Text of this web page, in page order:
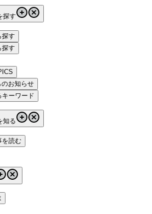
探す
探す
探す
のお知らせ
キーワード
知る
を読む